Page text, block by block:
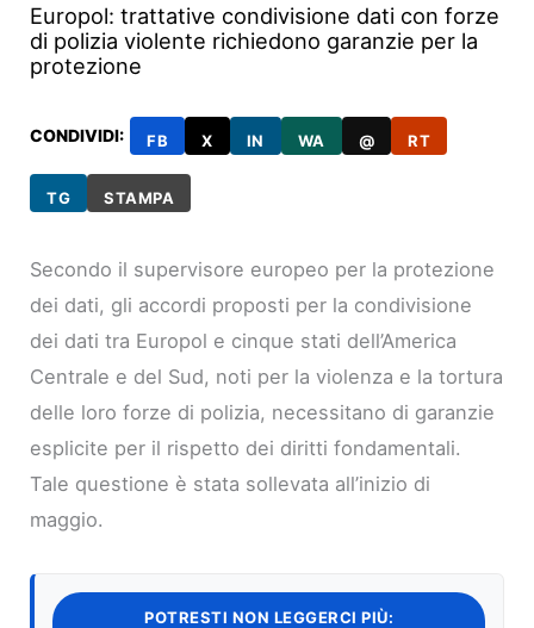
Europol: trattative condivisione dati con forze
di polizia violente richiedono garanzie per la
protezione
CONDIVIDI: FB X IN WA @ RT
TG STAMPA
Secondo il supervisore europeo per la protezione
dei dati, gli accordi proposti per la condivisione
dei dati tra Europol e cinque stati dell’America
Centrale e del Sud, noti per la violenza e la tortura
delle loro forze di polizia, necessitano di garanzie
esplicite per il rispetto dei diritti fondamentali.
Tale questione è stata sollevata all’inizio di
maggio.
POTRESTI NON LEGGERCI PIÙ: